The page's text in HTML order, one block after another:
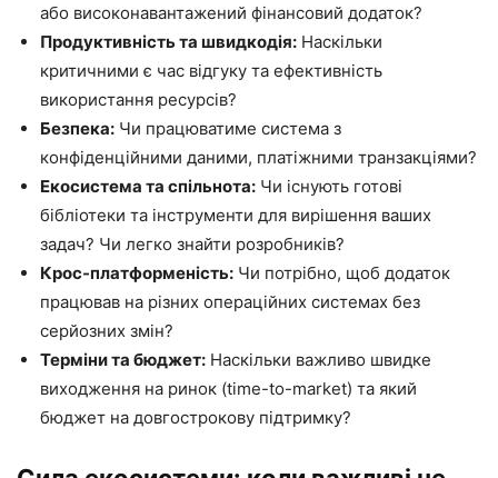
або високонавантажений фінансовий додаток?
Продуктивність та швидкодія: Наскільки
критичними є час відгуку та ефективність
використання ресурсів?
Безпека: Чи працюватиме система з
конфіденційними даними, платіжними транзакціями?
Екосистема та спільнота: Чи існують готові
бібліотеки та інструменти для вирішення ваших
задач? Чи легко знайти розробників?
Крос-платформеність: Чи потрібно, щоб додаток
працював на різних операційних системах без
серйозних змін?
Терміни та бюджет: Наскільки важливо швидке
виходження на ринок (time-to-market) та який
бюджет на довгострокову підтримку?